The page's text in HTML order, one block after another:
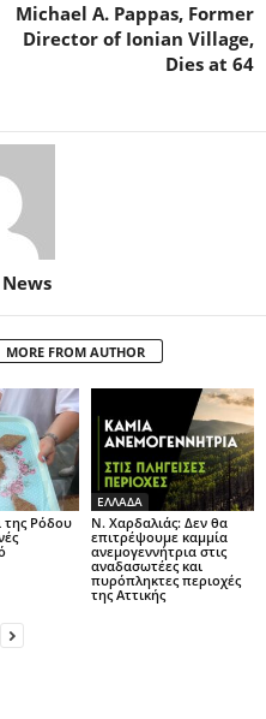
Michael A. Pappas, Former
Director of Ionian Village,
Dies at 64
MORE FROM AUTHOR
της Ρόδου
ΕΛΛΑΔΑ
Ν. Χαρδαλιάς: Δεν θα
επιτρέψουμε καμμία
ανεμογεννήτρια στις
αναδασωτέες και
πυρόπληκτες περιοχές
της Αττικής